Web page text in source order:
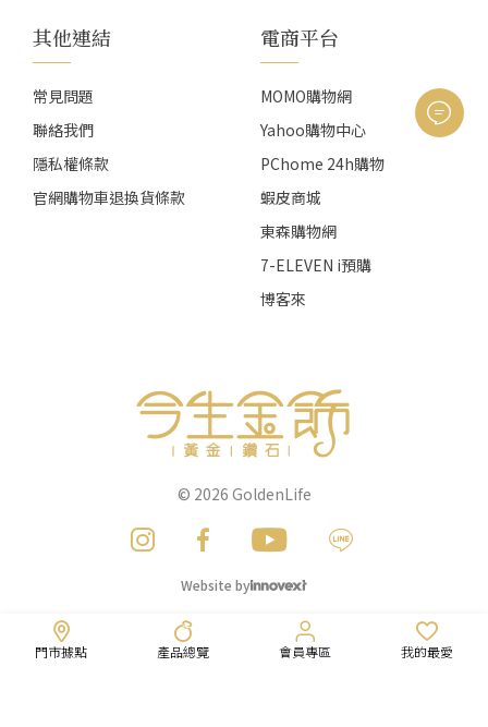
門市據點 產品總覽 會員專區 我的最愛
其他連結
常見問題
聯絡我們
隱私權條款
官網購物車退換貨條款
電商平台
MOMO購物網
Yahoo購物中心
PChome 24h購物
蝦皮商城
東森購物網
7-ELEVEN i預購
博客來
© 2026 GoldenLife
Website by